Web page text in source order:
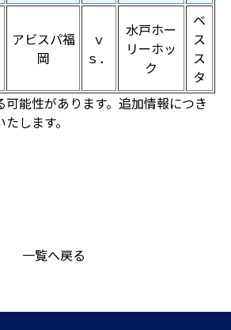
アビスパ福
岡
ｖ
ｓ．
水戸ホー
リーホッ
ク
ベ
ス
ス
タ
能性があります。追加情報につき
します。
一覧へ戻る